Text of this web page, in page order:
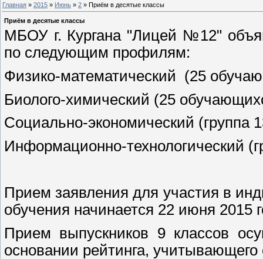
Главная » 2015 » Июнь » 2 » Приём в десятые классы
Приём в десятые классы
МБОУ г. Кургана "Лицей №12"
по следующим профилям:
Физико-математический (25
Биолого-химический (25
Социально-экономический (группа
Информационно-технологический
Прием заявления для участия в
обучения начинается 22 июня 2015
Прием выпускников 9 классов
основании рейтинга,